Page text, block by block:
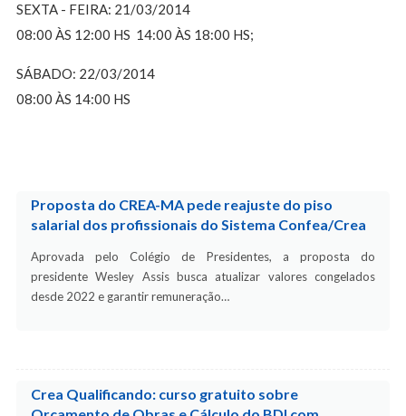
SEXTA - FEIRA: 21/03/2014
08:00 ÀS 12:00 HS 14:00 ÀS 18:00 HS;
SÁBADO: 22/03/2014
08:00 ÀS 14:00 HS
Proposta do CREA-MA pede reajuste do piso
salarial dos profissionais do Sistema Confea/Crea
Aprovada pelo Colégio de Presidentes, a proposta do
presidente Wesley Assis busca atualizar valores congelados
desde 2022 e garantir remuneração…
Crea Qualificando: curso gratuito sobre